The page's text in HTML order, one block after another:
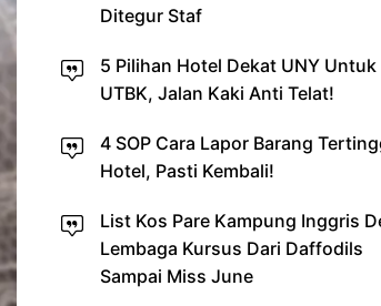
Ditegur Staf
5 Pilihan Hotel Dekat UNY Untuk
UTBK, Jalan Kaki Anti Telat!
4 SOP Cara Lapor Barang
Hotel, Pasti Kembali!
List Kos Pare Kampung Inggris
Lembaga Kursus Dari Daffodils
Sampai Miss June